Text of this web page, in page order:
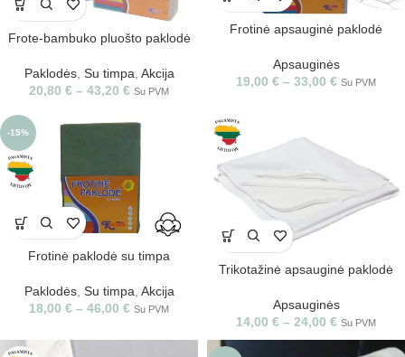
Frote-bambuko pluošto paklodė
Paklodės, Su timpa Akcija
20,80 € – 43,20 € Su PVM
Frotinė apsauginė paklodė
Apsauginės
19,00 € – 33,00 € Su PVM
-15%
Frotinė paklodė su timpa
Paklodės, Su timpa, Akcija
18,00 € – 46,00 € Su PVM
Trikotažinė apsauginė paklodė
Apsauginės
14,00 € – 24,00 € Su PVM